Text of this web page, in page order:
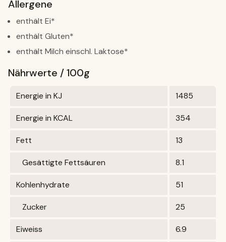
Allergene
enthält Ei*
enthält Gluten*
enthält Milch einschl. Laktose*
Nährwerte / 100g
Energie in KJ 1485
Energie in KCAL 354
Fett 13
Gesättigte Fettsäuren 8.1
Kohlenhydrate 51
Zucker 25
Eiweiss 6.9